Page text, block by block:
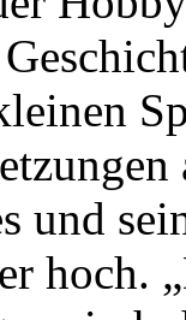
und
hoch.